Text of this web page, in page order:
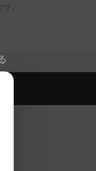
。